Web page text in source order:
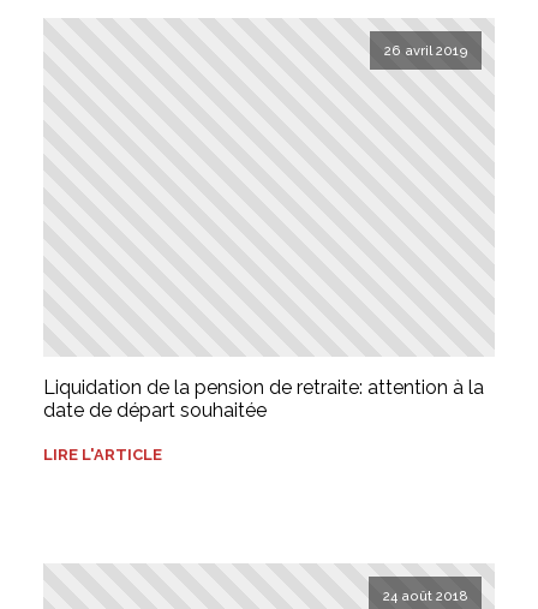
26 avril 2019
Liquidation de la pension de retraite: attention à la
date de départ souhaitée
LIRE L'ARTICLE
24 août 2018